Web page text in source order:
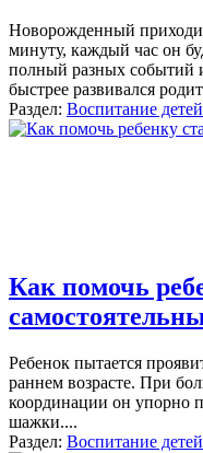
Новорожденный
минуту, каждый час он
полный разных событий
быстрее развивался
Раздел: Воспитание
Как помочь
Ребенок пытается
раннем возрасте. При
координации он упорно
шажки....
Раздел: Воспитание